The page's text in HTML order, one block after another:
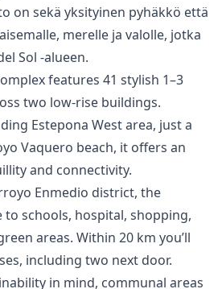
on sekä ‌yksityinen ‌pyhäkkö ‌että
merelle ja ‌valolle, ‌jotka
‌Sol ‌-alueen.
features 41 stylish 1–3
two low-rise buildings.
Estepona West area, just a
Vaquero beach, it offers an
and connectivity.
Enmedio district, the
to schools, hospital, shopping,
areas. Within 20 km you’ll
including two next door.
in mind, communal areas